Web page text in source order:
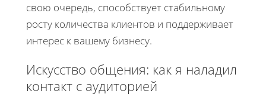
свою очередь, способствует стабильному
росту количества клиентов и поддерживает
интерес к вашему бизнесу.
Искусство общения: как я наладил
контакт с аудиторией